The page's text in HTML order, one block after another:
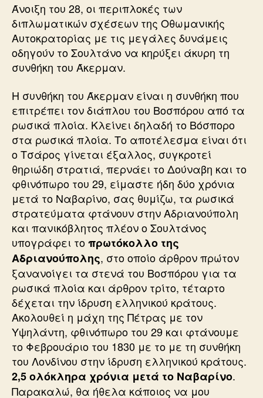
Άνοιξη του 28, οι περιπλοκές των
διπλωματικών σχέσεων της Οθωμανικής
Αυτοκρατορίας με τις μεγάλες δυνάμεις
οδηγούν το Σουλτάνο να κηρύξει άκυρη τη
συνθήκη του Άκερμαν.
Η συνθήκη του Άκερμαν είναι η συνθήκη που
επιτρέπει τον διάπλου του Βοσπόρου από τα
ρωσικά πλοία. Κλείνει δηλαδή το Βόσπορο
στα ρωσικά πλοία. Το αποτέλεσμα είναι ότι
ο Τσάρος γίνεται έξαλλος, συγκροτεί
θηριώδη στρατιά, περνάει το Δούναβη και το
φθινόπωρο του 29, είμαστε ήδη δύο χρόνια
μετά το Ναβαρίνο, σας θυμίζω, τα ρωσικά
στρατεύματα φτάνουν στην Αδριανούπολη
και πανικόβλητος πλέον ο Σουλτάνος
υπογράφει τοπρωτόκολλο της
Αδριανούπολης, στο οποίο άρθρον πρώτον
ξανανοίγει τα στενά του Βοσπόρου για τα
ρωσικά πλοία και άρθρον τρίτο, τέταρτο
δέχεται την ίδρυση ελληνικού κράτους.
Ακολουθεί η μάχη της Πέτρας με τον
Υψηλάντη, φθινόπωρο του 29 και φτάνουμε
το Φεβρουάριο του 1830 με το με τη συνθήκη
του Λονδίνου στην ίδρυση ελληνικού κράτους.
2,5 ολόκληρα χρόνια μετά το Ναβαρίνο.
Παρακαλώ, θα ήθελα κάποιος να μου